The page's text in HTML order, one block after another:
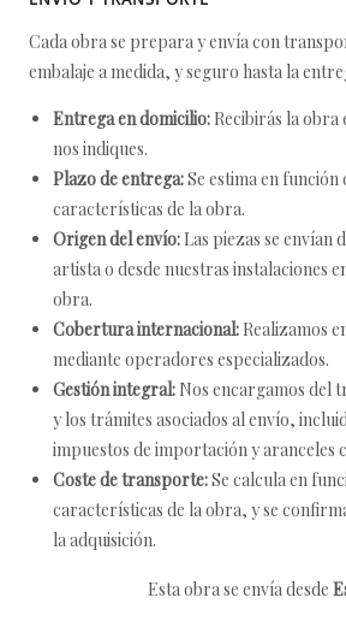
Cada obra se prepara y envía con
embalaje a medida, y seguro hasta la
Entrega en domicilio: Recibirás la obra
nos indiques.
Plazo de entrega:Se estima en
características de la obra.
Origen del envío: Las piezas se envían
artista o desde nuestras instalaciones
obra.
Cobertura internacional: Realizamos
mediante operadores especializados.
Gestión integral: Nos encargamos del
y los trámites asociados al envío,
impuestos de importación y aranceles
Coste de transporte:Se calcula en
características de la obra, y se
la adquisición.
Esta obra se envía desde